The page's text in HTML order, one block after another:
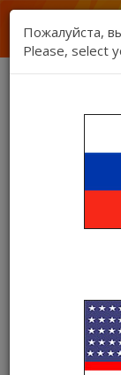
Kartina
Категории
Kartina
09.12.2020
Информация
Kartina TV
Пожалуйста,
Please, select